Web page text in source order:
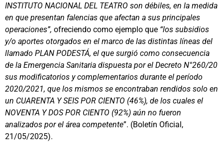
INSTITUTO NACIONAL DEL TEATRO son débiles, en la medida
en que presentan falencias que afectan a sus principales
operaciones”, ofreciendo como ejemplo que “los subsidios
y/o aportes otorgados en el marco de las distintas líneas del
llamado PLAN PODESTÁ, el que surgió como consecuencia
de la Emergencia Sanitaria dispuesta por el Decreto N°260/20
sus modificatorios y complementarios durante el período
2020/2021, que los mismos se encontraban rendidos solo en
un CUARENTA Y SEIS POR CIENTO (46%), de los cuales el
NOVENTA Y DOS POR CIENTO (92%) aún no fueron
analizados por el área competente”. (Boletín Oficial,
21/05/2025).